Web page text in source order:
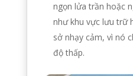
ngọn lửa trần hoặc
như khu vực lưu trữ
sở nhạy cảm, vì nó
độ thấp.